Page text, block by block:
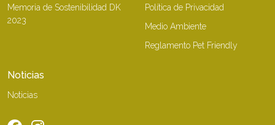
Memoria de Sostenibilidad DK
2023
Política de Privacidad
Medio Ambiente
Reglamento Pet Friendly
Noticias
Noticias